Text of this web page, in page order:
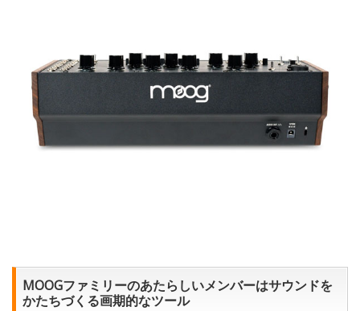
MOOGファミリーのあたらしいメンバーはサウンドを
かたちづくる画期的なツール